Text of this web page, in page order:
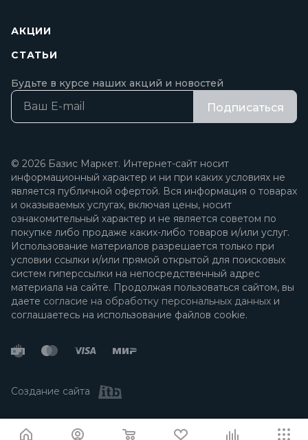
АКЦИИ
СТАТЬИ
Будьте в курсе наших акций и новостей
Подписаться
© 2026 Базис Маркет. Интернет-сайт носит
информационный характер и ни при каких условиях не
является публичной офертой. Вся информация о товарах
и оказываемых услугах, включая цены, носит
ознакомительный характер и не является советом по
покупке либо продаже каких-либо товаров и/или услуг.
Использование материалов разрешается только при
условии ссылки и/или прямой открытой для поисковых
систем гиперссылки на непосредственный адрес
материала на сайте. Продолжая пользоваться сайтом, вы
даете согласие на обработку персональных данных и
соглашаетесь на использование файлов cookie.
Создание сайта